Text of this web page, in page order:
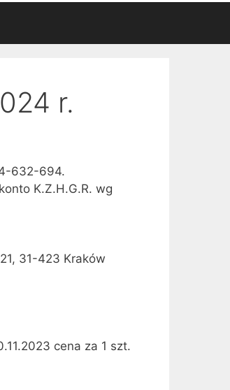
r.
632-694.
K.Z.H.G.R. wg
31-423 Kraków
cena za 1 szt.